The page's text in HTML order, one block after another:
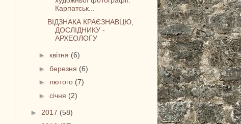
Карпатськ...
ВІДЗНАКА КРАЄЗНАВЦЮ,
ДОСЛІДНИКУ -
АРХЕОЛОГУ
► квітня (6)
►березня (6)
►лютого (7)
►січня (2)
► 2017 (58)